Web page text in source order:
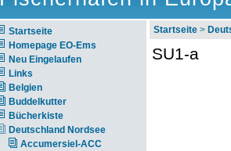
Startseite
Homepage EO-Ems
Neu Eingelaufen
Links
Belgien
Buddelkutter
Bücherkiste
Deutschland Nordsee
Accumersiel-ACC
Startseite >
SU1-a